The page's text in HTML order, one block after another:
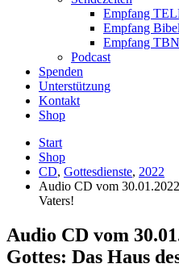
Empfang
Empfang
Empfang TBN
Podcast
Spenden
Unterstützung
Kontakt
Shop
Start
Shop
CD, Gottesdienste, 2022
Audio CD vom
Vaters!
Audio CD vom
Gottes: Das Haus